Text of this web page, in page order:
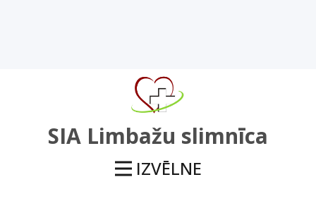
SIA Limbažu slimnīca
IZVĒLNE